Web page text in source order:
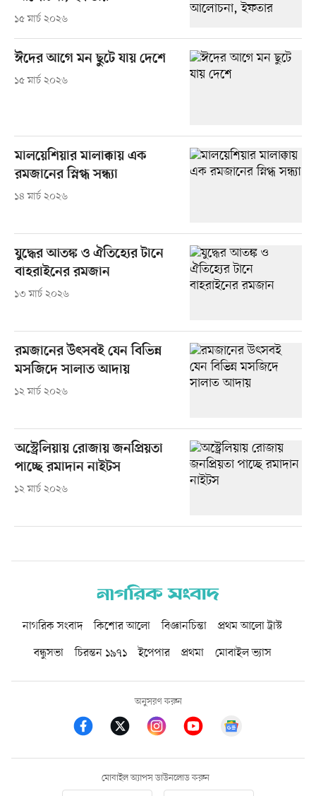
১৫ মার্চ ২০২৬
ঈদের আগে মন ছুটে যায় দেশে
১৫ মার্চ ২০২৬
মালয়েশিয়ার মালাক্কায় এক
রমজানের স্নিগ্ধ সন্ধ্যা
১৪ মার্চ ২০২৬
যুদ্ধের আতঙ্ক ও ঐতিহ্যের টানে
বাহরাইনের রমজান
১৩ মার্চ ২০২৬
রমজানের উৎসবই যেন বিভিন্ন
মসজিদে সালাত আদায়
১২ মার্চ ২০২৬
অস্ট্রেলিয়ায় রোজায় জনপ্রিয়তা
পাচ্ছে রমাদান নাইটস
১২ মার্চ ২০২৬
নাগরিক সংবাদ কিশোর আলো বিজ্ঞানচিন্তা
প্রথম আলো ট্রাস্ট
বন্ধুসভা
চিরন্তন ১৯৭১ ইপেপার প্রথমা মোবাইল ভ্যাস
অনুসরণ করুন
মোবাইল অ্যাপস ডাউনলোড করুন